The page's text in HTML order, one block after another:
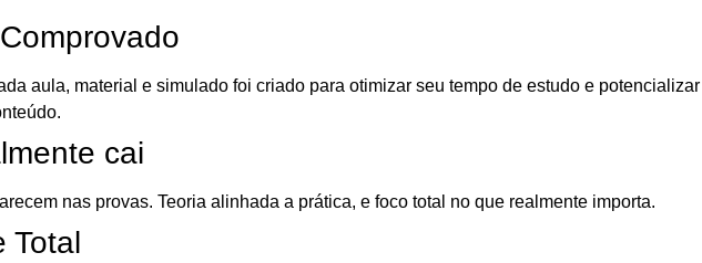
aula, material e simulado foi criado para otimizar seu tempo de estudo e potencializar
cai
nas provas. Teoria alinhada a prática, e foco total no que realmente importa.
Total